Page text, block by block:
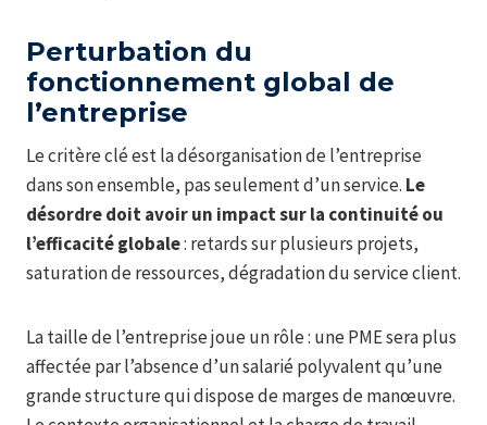
Perturbation du
fonctionnement global de
l’entreprise
Le critère clé est la désorganisation de l’entreprise
dans son ensemble, pas seulement d’un service. Le
désordre doit avoir un impact sur la continuité ou
l’efficacité globale: retards sur plusieurs projets,
saturation de ressources, dégradation du service client.
La taille de l’entreprise joue un rôle : une PME sera plus
affectée par l’absence d’un salarié polyvalent qu’une
grande structure qui dispose de marges de manœuvre.